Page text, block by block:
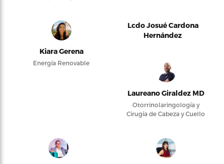
Kiara Gerena
Energía Renovable
Lcdo Josué Cardona
Hernández
Laureano Giraldez MD
Otorrinolaringología y
Cirugía de Cabeza y Cuello